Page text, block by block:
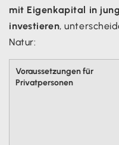
mit Eigenkapital in
investieren,
Natur:
Voraussetzungen für
Privatpersonen